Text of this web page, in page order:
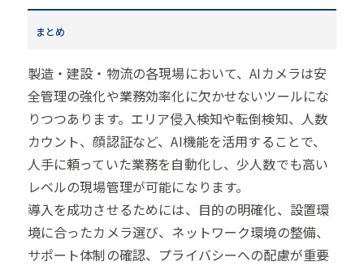
まとめ
製造・建設・物流の各現場において、AIカメラは安
全管理の強化や業務効率化に欠かせないツールにな
りつつあります。エリア侵入検知や転倒検知、人数
カウント、顔認証など、AI機能を活用することで、
人手に頼っていた業務を自動化し、少人数でも高い
レベルの現場管理が可能になります。
導入を成功させるためには、目的の明確化、設置環
境に合ったカメラ選び、ネットワーク環境の整備、
サポート体制の確認、プライバシーへの配慮が重要